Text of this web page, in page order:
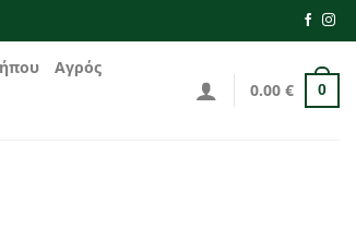
Αγρός
0.00€ 0